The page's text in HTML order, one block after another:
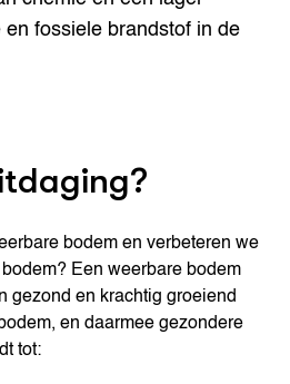
fossiele brandstof in de
bodem en verbeteren we
Een weerbare bodem
gezond en krachtig groeiend
en daarmee gezondere
tot: